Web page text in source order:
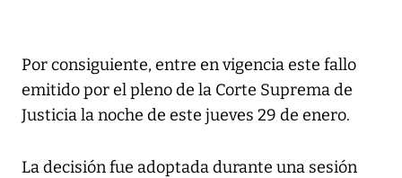
Por consiguiente, entre en vigencia este fallo
emitido por el pleno de la Corte Suprema de
Justicia la noche de este jueves 29 de enero.
La decisión fue adoptada durante una sesión